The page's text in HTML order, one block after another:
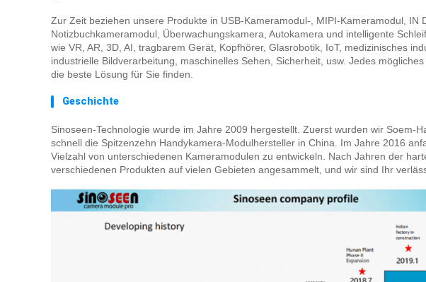
Zur Zeit beziehen unsere Produkte in USB-Kameramodul-, MIPI-Kameramodul, IN
Notizbuchkameramodul, Überwachungskamera, Autokamera und intelligente
wie VR, AR, 3D, AI, tragbarem Gerät, Kopfhörer, Glasrobotik, IoT, medizinisches
industrielle Bildverarbeitung, maschinelles Sehen, Sicherheit, usw. Jedes
die beste Lösung für Sie finden.
Geschichte
Sinoseen-Technologie wurde im Jahre 2009 hergestellt. Zuerst wurden wir Soem-
schnell die Spitzenzehn Handykamera-Modulhersteller in China. Im Jahre 2016
Vielzahl von unterschiedenen Kameramodulen zu entwickeln. Nach Jahren der
verschiedenen Produkten auf vielen Gebieten angesammelt, und wir sind Ihr